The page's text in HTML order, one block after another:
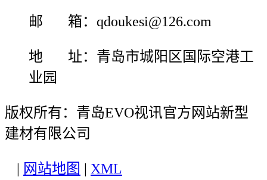
邮 箱：qdoukesi@126.com
地 址：青岛市城阳区国际空港工
业园
版权所有：青岛EVO视讯官方网站新型
建材有限公司
网站地图 XML